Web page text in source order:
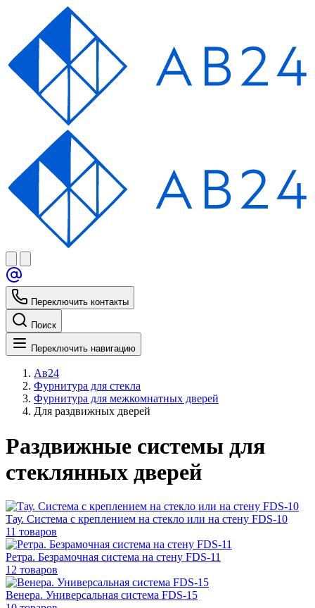
Переключить контакты
Поиск
Переключить навигацию
Ав24
Фурнитура для стекла
Фурнитура для межкомнатных дверей
Для раздвижных дверей
Раздвижные системы для
стеклянных дверей
Тау. Система с креплением на стекло или на стену FDS-10
11 товаров
Ретра. Безрамочная система на стену FDS-11
12 товаров
Венера. Универсальная система FDS-15